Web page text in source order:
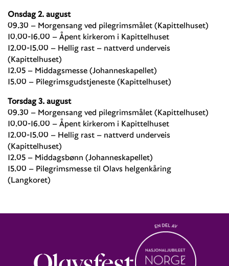
Onsdag 2. august
09.30 – Morgensang ved pilegrimsmålet (Kapittelhuset)
10.00-16.00 – Åpent kirkerom i Kapittelhuset
12.00-15.00 – Hellig rast – nattverd underveis
(Kapittelhuset)
12.05 – Middagsmesse (Johanneskapellet)
15.00 – Pilegrimsgudstjeneste (Kapittelhuset)
Torsdag 3. august
09.30 – Morgensang ved pilegrimsmålet (Kapittelhuset)
10.00-16.00 – Åpent kirkerom i Kapittelhuset
12.00-15.00 – Hellig rast – nattverd underveis
(Kapittelhuset)
12.05 – Middagsbønn (Johanneskapellet)
15.00 – Pilegrimsmesse til Olavs helgenkåring
(Langkoret)